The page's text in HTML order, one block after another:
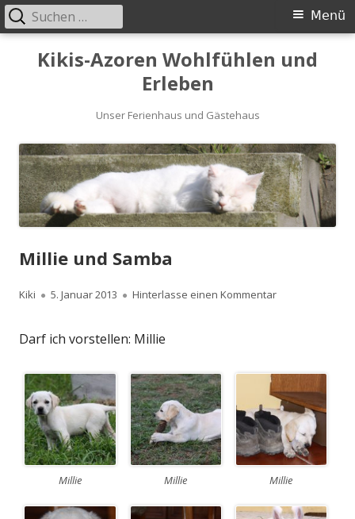
SpringeKikis-Azoren Wohlfühlen und
Erleben
Unser Ferienhaus und Gästehaus
Primäres
Menü
Menü
Suchen
nach:
Millie und Samba
Autor
Kiki
Veröffentlicht
5. Januar 2013 Hinterlasse einen Kommentar
Darf ich vorstellen: Millie
Millie Millie Millie